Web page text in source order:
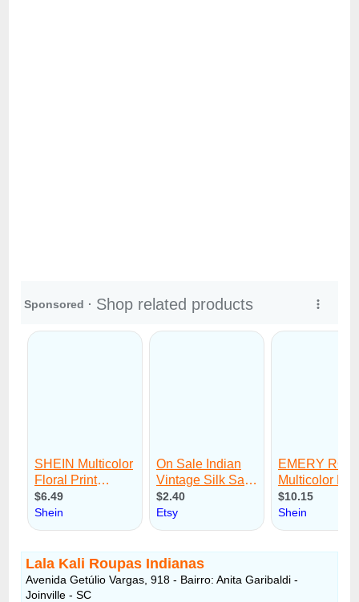
Lala Kali Roupas Indianas
Avenida Getúlio Vargas, 918 - Bairro: Anita Garibaldi -
Joinville - SC